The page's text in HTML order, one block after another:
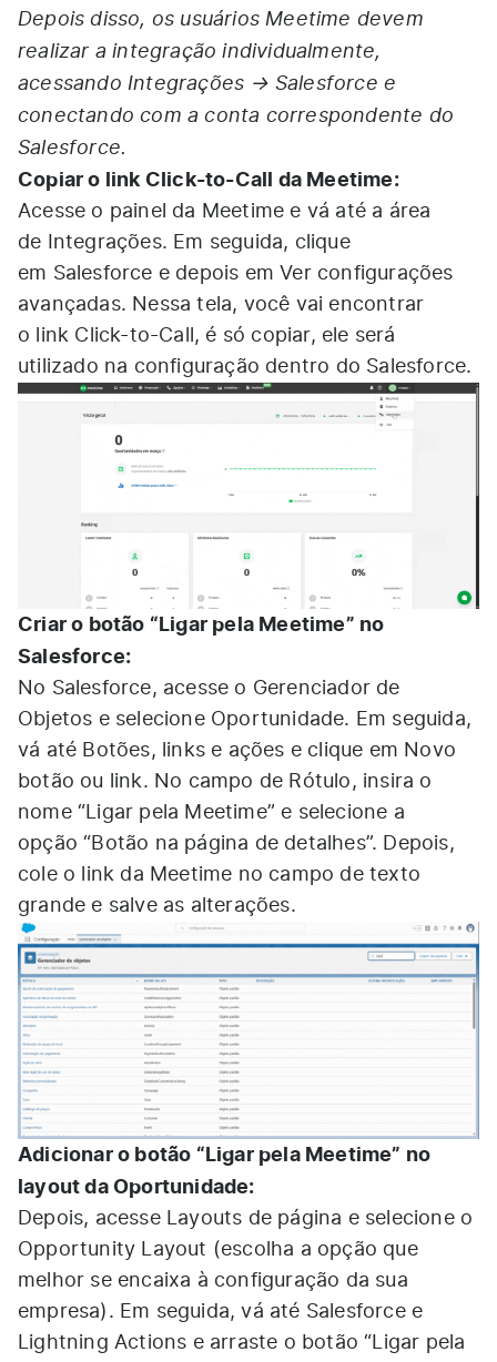
Depois disso, os usuários Meetime devem
realizar a integração individualmente,
acessando Integrações → Salesforce e
conectando com a conta correspondente do
Salesforce.
Copiar o link Click-to-Call da Meetime:
Acesse o painel da Meetime e vá até a área
de Integrações. Em seguida, clique
em Salesforce e depois em Ver configurações
avançadas. Nessa tela, você vai encontrar
o link Click-to-Call, é só copiar, ele será
utilizado na configuração dentro do Salesforce.
Criar o botão “Ligar pela Meetime” no
Salesforce:
No Salesforce, acesse o Gerenciador de
Objetos e selecione Oportunidade. Em seguida,
vá até Botões, links e ações e clique em Novo
botão ou link. No campo de Rótulo, insira o
nome “Ligar pela Meetime” e selecione a
opção “Botão na página de detalhes”. Depois,
cole o link da Meetime no campo de texto
grande e salve as alterações.
Adicionar o botão “Ligar pela Meetime” no
layout da Oportunidade:
Depois, acesse Layouts de página e selecione o
Opportunity Layout (escolha a opção que
melhor se encaixa à configuração da sua
empresa). Em seguida, vá até Salesforce e
Lightning Actions e arraste o botão “Ligar pela